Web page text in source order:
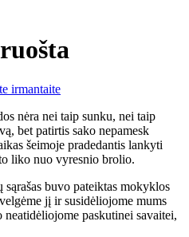
irmantaite
nėra nei taip sunku, nei taip
bet patirtis sako nepamesk
šeimoje pradedantis lankyti
liko nuo vyresnio brolio.
buvo pateiktas mokyklos
jį ir susidėliojome mums
paskutinei savaitei,